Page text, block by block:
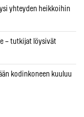
yhteyden heikkoihin
– tutkijat löysivät
kodinkoneen kuuluu